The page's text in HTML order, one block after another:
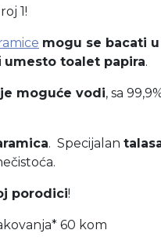
1!
mogu se bacati
umesto toalet papira.
moguće vodi, sa
. Specijalan
porodici!
60 kom